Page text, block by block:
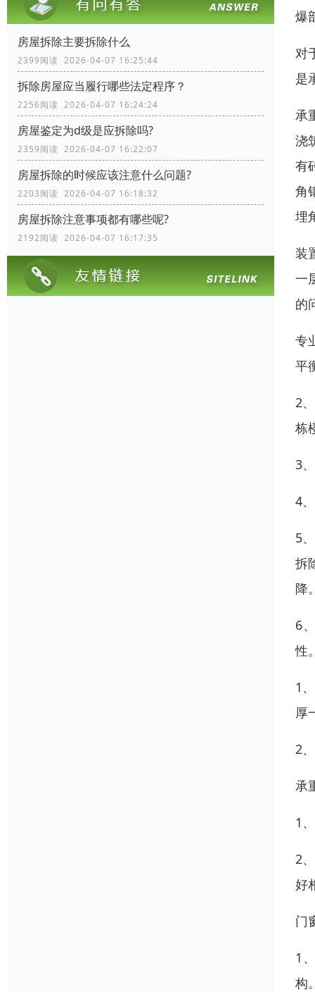
房屋拆除主要拆除什么
2399阅读 2026-04-07 16:25:44
拆除房屋应当履行哪些法定程序？
2256阅读 2026-04-07 16:24:24
房屋鉴定为d级是应拆除吗?
2359阅读 2026-04-07 16:22:07
房屋拆除的时候应该注意什么问题?
2203阅读 2026-04-07 16:18:32
房屋拆除注意事项都有哪些呢?
2192阅读 2026-04-07 16:17:35
爆
对
是
承
浇
有
角
埋
装
一
的
专
平
2
栋
3
4
5
拆
降
6
性
1
厚
2
承
1
2
好
门
1
构